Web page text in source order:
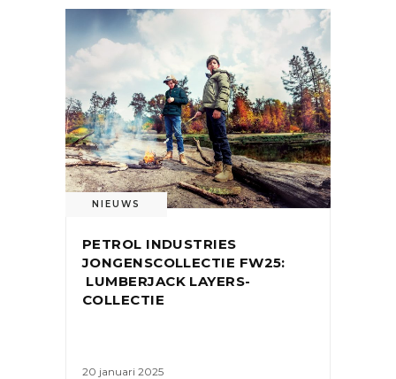
NIEUWS
PETROL INDUSTRIES
JONGENSCOLLECTIE FW25:
LUMBERJACK LAYERS-
COLLECTIE
20 januari 2025